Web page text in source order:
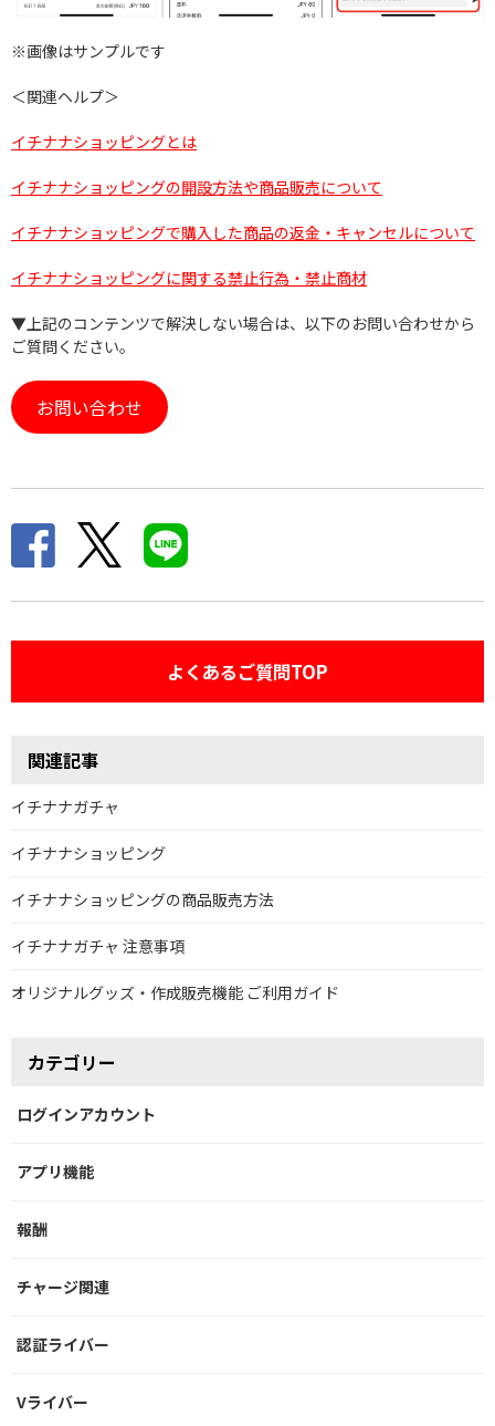
※画像はサンプルです
＜関連ヘルプ＞
イチナナショッピングとは
イチナナショッピングの開設方法や商品販売について
イチナナショッピングで購入した商品の返金・キャンセルについて
イチナナショッピングに関する禁止行為・禁止商材
▼上記のコンテンツで解決しない場合は、以下のお問い合わせから
ご質問ください。
お問い合わせ
よくあるご質問TOP
関連記事
イチナナガチャ
イチナナショッピング
イチナナショッピングの商品販売方法
イチナナガチャ 注意事項
オリジナルグッズ・作成販売機能 ご利用ガイド
カテゴリー
ログインアカウント
アプリ機能
報酬
チャージ関連
認証ライバー
Vライバー